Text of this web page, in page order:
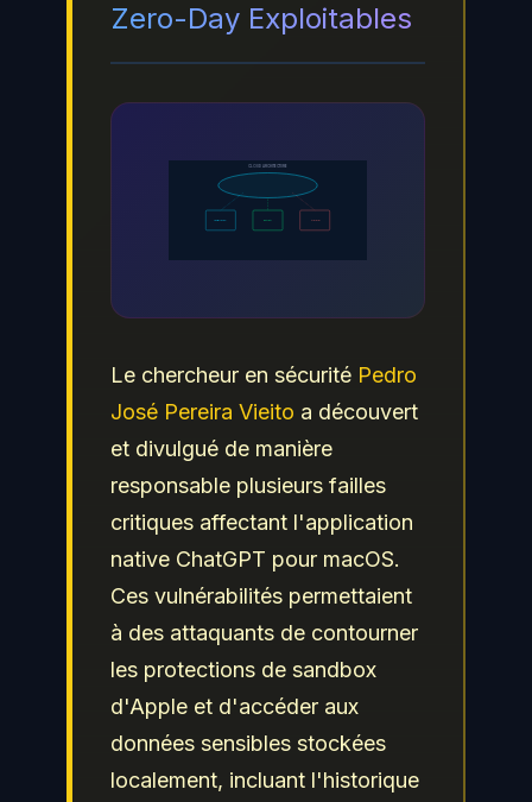
Zero-Day Exploitables
IDENTITY DATA APPS
CLOUD ARCHITECTURE
Le chercheur en sécurité Pedro
José Pereira Vieito a découvert
et divulgué de manière
responsable plusieurs failles
critiques affectant l'application
native ChatGPT pour macOS.
Ces vulnérabilités permettaient
à des attaquants de contourner
les protections de sandbox
d'Apple et d'accéder aux
données sensibles stockées
localement, incluant l'historique